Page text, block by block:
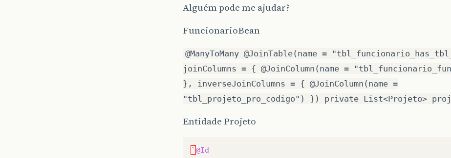
Alguém pode me ajudar?
FuncionarioBean
@ManyToMany @JoinTable(name =
joinColumns = { @JoinColumn(name =
}, inverseJoinColumns = { @JoinColumn(name =
"tbl_projeto_pro_codigo") }) private List<Projeto>
Entidade Projeto
` @Id